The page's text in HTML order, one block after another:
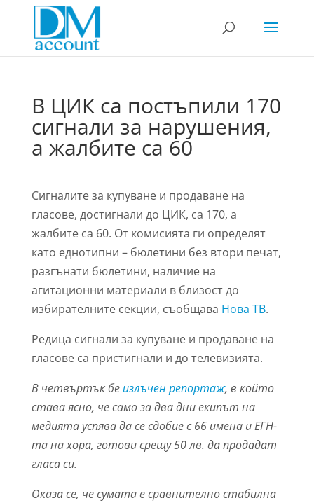
В ЦИК са постъпили 170
сигнали за нарушения,
а жалбите са 60
Сигналите за купуване и продаване на
гласове, достигнали до ЦИК, са 170, а
жалбите са 60. От комисията ги определят
като еднотипни – бюлетини без втори печат,
разгънати бюлетини, наличие на
агитационни материали в близост до
избирателните секции, съобщава Нова ТВ.
Редица сигнали за купуване и продаване на
гласове са пристигнали и до телевизията.
В четвъртък бе излъчен репортаж, в който
става ясно, че само за два дни екипът на
медията успява да се сдобие с 66 имена и ЕГН-
та на хора, готови срещу 50 лв. да продадат
гласа си.
Оказа се, че сумата е сравнително стабилна